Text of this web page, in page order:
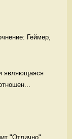
Геймер,
являющаяся
"Отлично"